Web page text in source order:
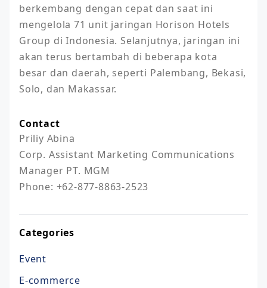
berkembang dengan cepat dan saat ini
mengelola 71 unit jaringan Horison Hotels
Group di Indonesia. Selanjutnya, jaringan ini
akan terus bertambah di beberapa kota
besar dan daerah, seperti Palembang, Bekasi,
Contact
Priliy Abina
Corp. Assistant Marketing Communications
Manager PT. MGM
Phone: +62-877-8863-2523
Categories
Event
E-commerce